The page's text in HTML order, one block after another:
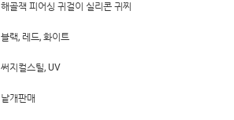
해골잭 피어싱 귀걸이 실리콘 귀찌
블랙, 레드, 화이트
써지컬스틸, UV
낱개판매